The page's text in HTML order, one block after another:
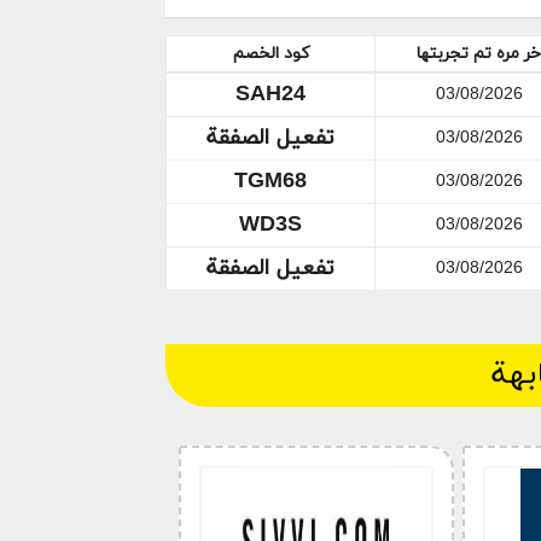
كود خصم رينا صحيح
النساء والإكسسوارات |
RN049
خصم حتى %75 + خصم إضافي %12 على الملابس
تشكيلة ملابس البنات |
RN049
مره تم تجربتها
كود الخصم
03/08/2026
SAH24
03/08/2026 تفعيل الصفقة
03/08/2026
TGM68
03/08/2026
WD3S
03/08/2026 تفعيل الصفقة